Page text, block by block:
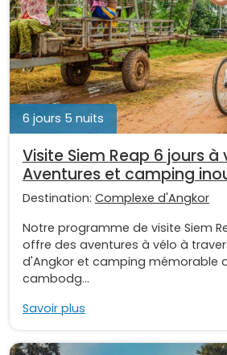
6 jours 5 nuits
Visite Siem Reap 6 jours à
Aventures et camping
Destination: Complexe d'Angkor
Notre programme de visite Siem
offre des aventures à vélo à
d'Angkor et camping mémorable
cambodg...
Savoir plus